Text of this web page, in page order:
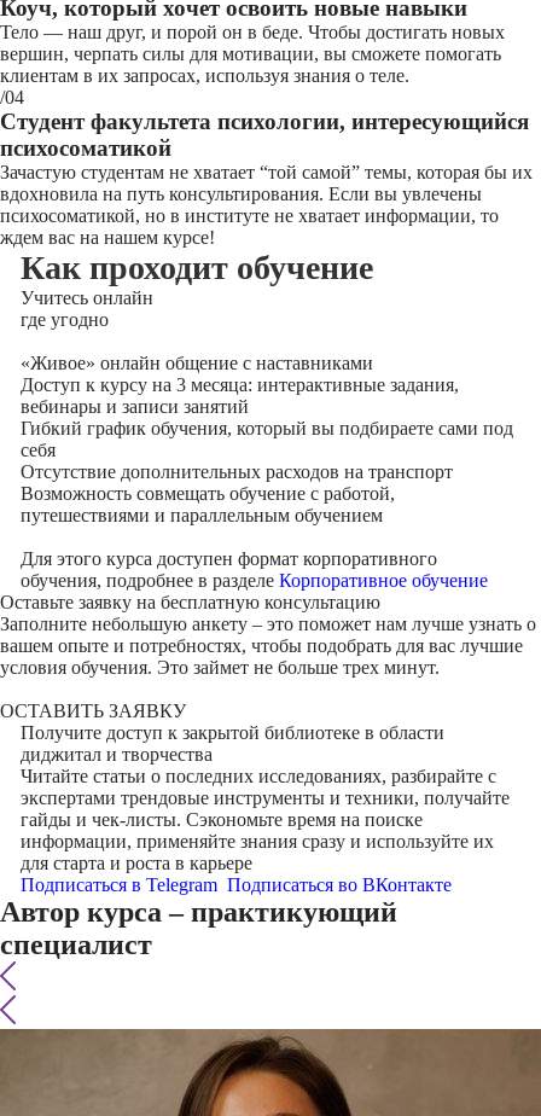
Коуч, который хочет освоить новые навыки
Тело — наш друг, и порой он в беде. Чтобы достигать новых
вершин, черпать силы для мотивации, вы сможете помогать
клиентам в их запросах, используя знания о теле.
/04
Студент факультета психологии, интересующийся
психосоматикой
Зачастую студентам не хватает “той самой” темы, которая бы их
вдохновила на путь консультирования. Если вы увлечены
психосоматикой, но в институте не хватает информации, то
ждем вас на нашем курсе!
Как проходит обучение
Учитесь онлайн
где угодно
«Живое» онлайн общение с наставниками
Доступ к курсу на 3 месяца: интерактивные задания,
вебинары и записи занятий
Гибкий график обучения, который вы подбираете сами под
себя
Отсутствие дополнительных расходов на транспорт
Возможность совмещать обучение с работой,
путешествиями и параллельным обучением
Для этого курса доступен формат корпоративного
обучения, подробнее в разделе Корпоративное обучение
Оставьте заявку на бесплатную консультацию
Заполните небольшую анкету – это поможет нам лучше узнать о
вашем опыте и потребностях, чтобы подобрать для вас лучшие
условия обучения. Это займет не больше трех минут.
ОСТАВИТЬ ЗАЯВКУ
Получите доступ к закрытой библиотекев области
диджитал и творчества
Читайте статьи о последних исследованиях, разбирайте с
экспертами трендовые инструменты и техники, получайте
гайды и чек-листы. Сэкономьте время на поиске
информации, применяйте знания сразу и используйте их
для старта и роста в карьере
Подписаться в Telegram Подписаться во ВКонтакте
Автор курса – практикующий
специалист